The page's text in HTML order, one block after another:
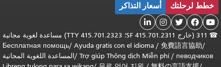
خطط لرحلتك أسعار التذاكر





☎
311 (خارج SF 415.701.2311؛ TTY 415.701.2323) مساعدة لغوية مجانية
/
免費語言協助
/
Ayuda gratis con el idioma
/
Бесплатная помощь
певодчиков
/
Trợ giúp Thông dịch Miễn phí
/المساعدة اللغوية المجانية